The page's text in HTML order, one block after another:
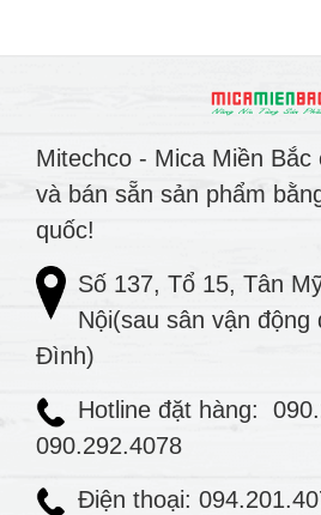
Mitechco - Mica Miền Bắc
và bán sẵn sản phẩm
quốc!
Số 137, Tổ 15, Tân
Nội(sau sân vận động
Đình)
Hotline đặt hàng:
090.292.4078
Điện thoại: